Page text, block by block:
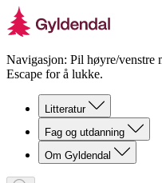
Navigasjon: Pil høyre/venstre
Escape for å lukke.
Litteratur
Fag og utdanning
Om Gyldendal